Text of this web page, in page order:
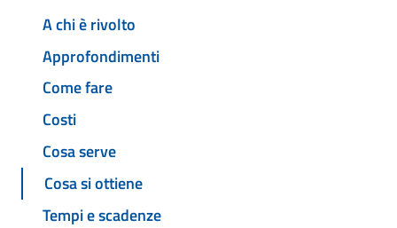
A chi è rivolto
Approfondimenti
Come fare
Costi
Cosa serve
Cosa si ottiene
Tempi e scadenze